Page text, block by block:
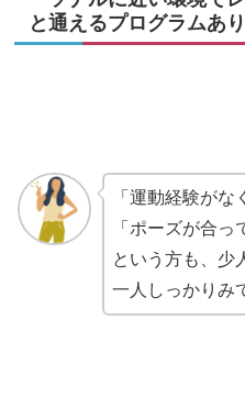
と通えるプログラムあ
「運動経験がな
「ポーズが合っ
という方も、少
一人しっかりみ